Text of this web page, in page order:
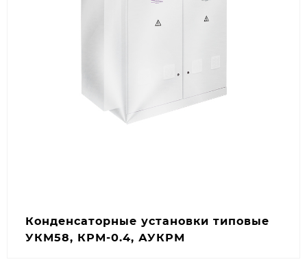
Повышение устойчивости сети.
Подключить дополнительную
Предсказуемость сети
Конденсаторные установки типовые
УКМ58, КРМ-0.4, АУКРМ